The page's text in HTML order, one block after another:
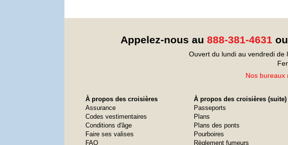
Appelez-nous au 888-381-4631
Ouvert du lundi au vendredi de
Nos bureaux
À propos des croisières
Assurance
Codes vestimentaires
Conditions d'âge
Faire ses valises
FAQ
À propos des croisières (suite)
Passeports
Plans
Plans des ponts
Pourboires
Règlement fumeurs